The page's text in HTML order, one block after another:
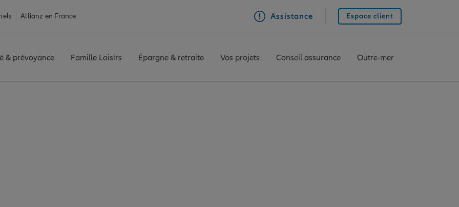
Allianz en France Assistance Espace client
& prévoyance Famille Loisirs Épargne & retraite Vos projets Conseil assurance Outre-mer